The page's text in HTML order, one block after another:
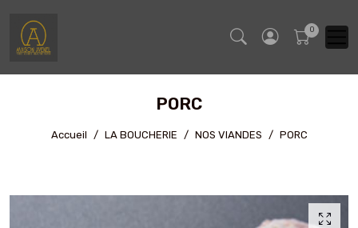
PORC
Accueil LA BOUCHERIE NOS VIANDES PORC